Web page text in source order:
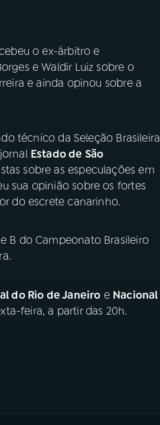
o ex-árbitro e
e Waldir Luiz sobre o
e ainda opinou sobre a
técnico da Seleção Brasileira
Estado de São
sobre as especulações em
sua opinião sobre os fortes
do escrete canarinho.
B do Campeonato Brasileiro
do Rio de Janeiro e Nacional
feira, a partir das 20h.